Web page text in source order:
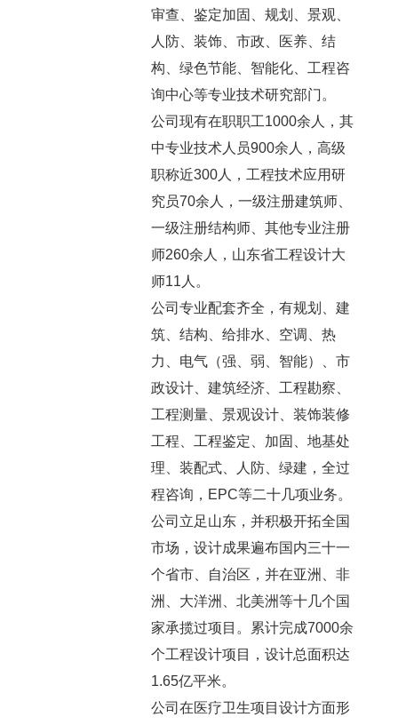
审查、鉴定加固、规划、景观、
人防、装饰、市政、医养、结
构、绿色节能、智能化、工程咨
询中心等专业技术研究部门。
公司现有在职职工1000余人，其
中专业技术人员900余人，高级
职称近300人，工程技术应用研
究员70余人，一级注册建筑师、
一级注册结构师、其他专业注册
师260余人，山东省工程设计大
师11人。
公司专业配套齐全，有规划、建
筑、结构、给排水、空调、热
力、电气（强、弱、智能）、市
政设计、建筑经济、工程勘察、
工程测量、景观设计、装饰装修
工程、工程鉴定、加固、地基处
理、装配式、人防、绿建，全过
程咨询，EPC等二十几项业务。
公司立足山东，并积极开拓全国
市场，设计成果遍布国内三十一
个省市、自治区，并在亚洲、非
洲、大洋洲、北美洲等十几个国
家承揽过项目。累计完成7000余
个工程设计项目，设计总面积达
1.65亿平米。
公司在医疗卫生项目设计方面形